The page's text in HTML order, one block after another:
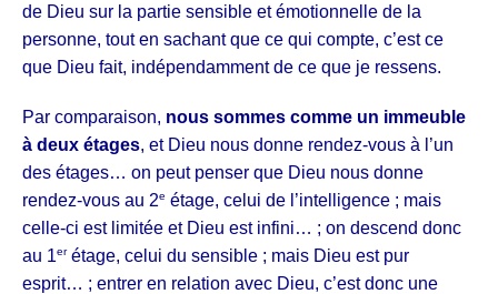
de Dieu sur la partie sensible et émotionnelle de la
personne, tout en sachant que ce qui compte, c’est ce
que Dieu fait, indépendamment de ce que je ressens.
Par comparaison, nous sommes comme un immeuble
à deux étages, et Dieu nous donne rendez-vous à l’un
des étages… on peut penser que Dieu nous donne
rendez-vous au 2e étage, celui de l’intelligence ; mais
celle-ci est limitée et Dieu est infini… ; on descend donc
au 1erétage, celui du sensible ; mais Dieu est pur
esprit… ; entrer en relation avec Dieu, c’est donc une